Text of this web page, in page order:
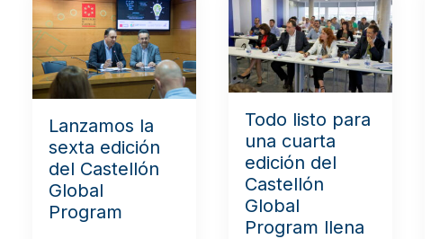
Lanzamos la
sexta edición
del Castellón
Global
Program
Todo listo para
una cuarta
edición del
Castellón
Global
Program llena